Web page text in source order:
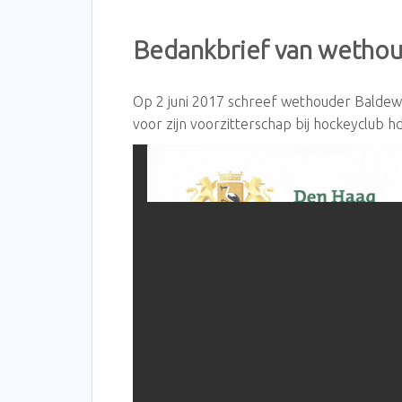
Bedankbrief van
Op 2 juni 2017 schreef wethouder
voor zijn voorzitterschap bij hockeyclub